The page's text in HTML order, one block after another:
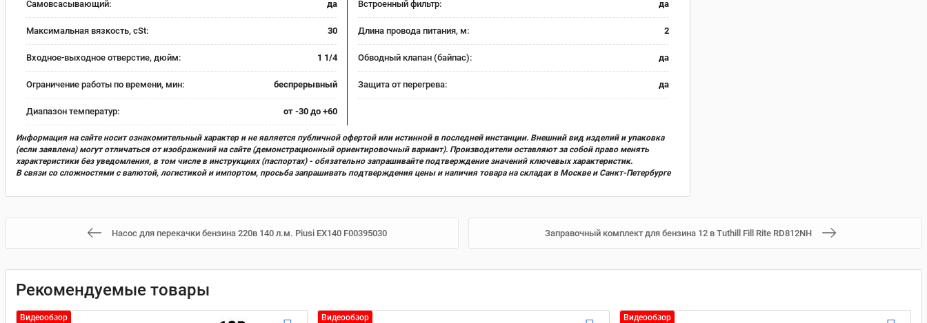
Самовсасывающий: да Встроенный фильтр: да
Максимальная вязкость, cSt: 30 Длина провода питания, м: 2
Входное-выходное отверстие, дюйм: 1 1/4 Обводный клапан (байпас): да
Ограничение работы по времени, мин: беспрерывный Защита от перегрева: да
Диапазон температур: от -30 до +60
Информация на сайте носит ознакомительный характер и не является публичной офертой или истинной в последней инстанции. Внешний вид изделий и упаковка
(если заявлена) могут отличаться от изображений на сайте (демонстрационный ориентировочный вариант). Производители оставляют за собой право менять
характеристики без уведомления, в том числе в инструкциях (паспортах) - обязательно запрашивайте подтверждение значений ключевых характеристик.
В связи со сложностями с валютой, логистикой и импортом, просьба запрашивать подтверждения цены и наличия товара на складах в Москве и Санкт-Петербурге
Насос для перекачки бензина 220в 140 л.м. Piusi EX140 F00395030 Заправочный комплект для бензина 12 в Tuthill Fill Rite RD812NH
Рекомендуемые товары
Видеообзор Видеообзор Видеообзор